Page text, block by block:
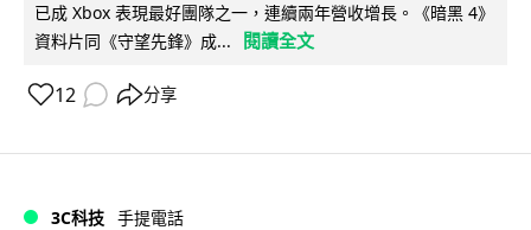
已成 Xbox 表現最好團隊之一，連續兩年營收增長。《暗黑 4》
資料片同《守望先鋒》成...
閱讀全文
12 分享
3C科技 手提電話